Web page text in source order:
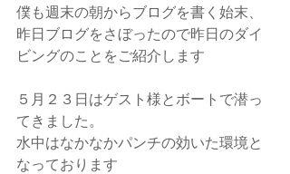
僕も週末の朝からブログを書く始末、
昨日ブログをさぼったので昨日のダイ
ビングのことをご紹介します
５月２３日はゲスト様とボートで潜っ
てきました。
水中はなかなかパンチの効いた環境と
なっております